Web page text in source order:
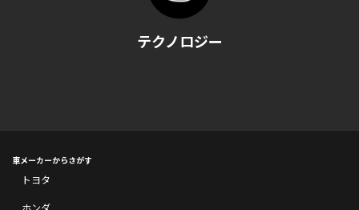
テクノロジー
車メーカーからさがす
トヨタ